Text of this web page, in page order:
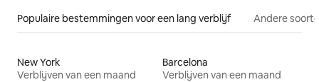
Populaire bestemmingen voor een lang verblijf Andere
New York
Verblijven van een maand
Barcelona
Verblijven van een maand